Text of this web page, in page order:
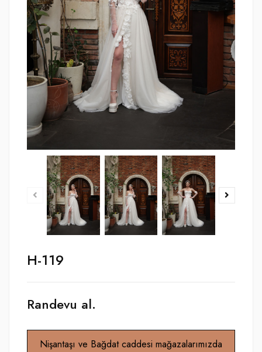
H-119
Randevu al.
Nişantaşı ve Bağdat caddesi mağazalarımızda